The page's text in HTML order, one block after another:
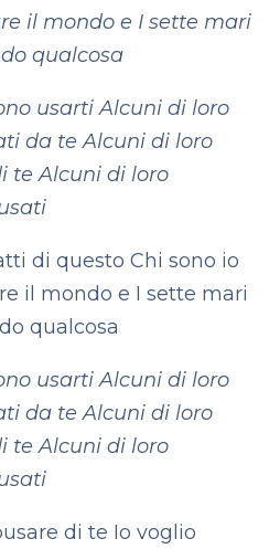
il mondo e I sette mari
qualcosa
usartiAlcuni di loro
da te Alcuni di loro
te Alcuni di loro
di questo Chi sono io
il mondo e I sette mari
qualcosa
usartiAlcuni di loro
da te Alcuni di loro
te Alcuni di loro
di te Io voglio